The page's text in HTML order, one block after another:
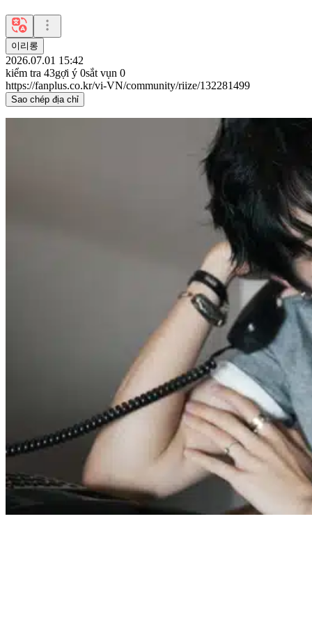
이리롱
2026.07.01 15:42
kiểm tra 43gợi ý 0sắt vụn 0
https://fanplus.co.kr/vi-VN/community/riize/132281499
Sao chép địa chỉ